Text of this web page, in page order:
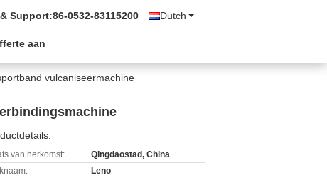
Dutch
Support:86-0532-83115200
aan
vulcaniseermachine
van herkomst:
QIngdaostad, China
Leno